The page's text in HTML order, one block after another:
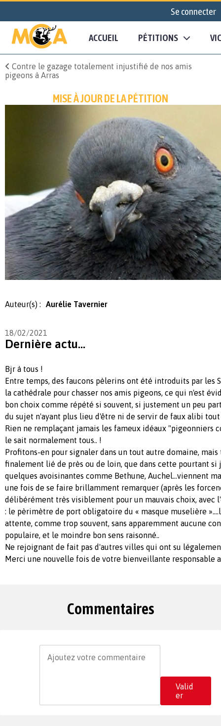
Se connecter
ACCUEIL PÉTITIONS
Contre le gazage totalement injustifié de nos amis
pigeons à Arras
MISE À JOUR DE LA PÉTITION
Auteur(s) : Aurélie Tavernier
18/02/2021
Dernière actu...
Bjr à tous !
Entre temps, des faucons pèlerins ont été introduits par les
la cathédrale pour chasser nos amis pigeons, ce qui n'est
bon choix comme répété si souvent, si justement un peu
du sujet n'ayant plus lieu d'être ni de servir de faux alibi tout
Rien ne remplaçant jamais les fameux idéaux "pigeonniers
le sait normalement tous.. !
Profitons-en pour signaler dans un tout autre domaine,
finalement lié de près ou de loin, que dans cette pourtant si
quelques avoisinantes comme Bethune, Auchel...viennent
une fois de se faire brillamment remarquer (après les
délibérément très visiblement pour un mauvais choix, avec
: le pèrimètre de port obligatoire du « masque muselière
attente, comme trop souvent, sans apparemment aucune
populaire, et le moindre bon sens raisonné..
Ne rejoignant de fait pas d'autres villes qui ont su
Merci une nouvelle fois de votre bienveillante responsable
Commentaires
Valid
er